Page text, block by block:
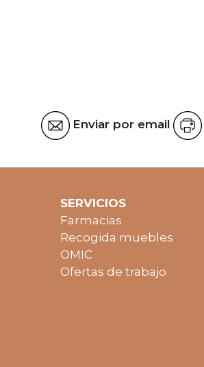
Enviar por email
SERVICIOS
Farmacias
Recogida muebles
OMIC
Ofertas de trabajo